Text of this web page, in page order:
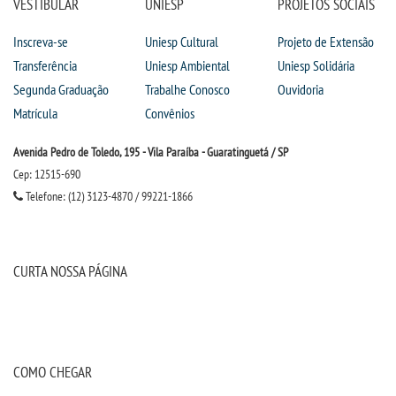
TRABALHE CONOSCO
Inscreva-se
Transferência
Segunda Graduação
Matrícula
Uniesp Cultural
Uniesp Ambiental
Trabalhe Conosco
Convênios
Projeto de Extensão
Uniesp Solidária
Ouvidoria
Avenida Pedro de Toledo, 195 - Vila Paraíba - Guaratinguetá / SP
Cep: 12515-690
Telefone: (12) 3123-4870 / 99221-1866
CURTA NOSSA PÁGINA
COMO CHEGAR